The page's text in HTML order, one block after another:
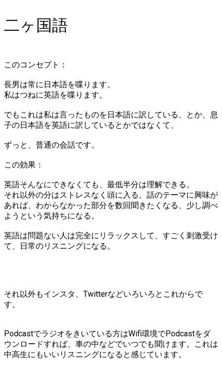
​二ヶ国語
このコンセプト：
長男は常に日本語を喋ります。
私はつねに英語を喋ります。
でもこれは私は言ったものを日本語に訳している、とか、息
子の日本語を英語に訳しているとかではなくて、
ずっと、普通の会話です。
この効果：
英語そんなにできなくても、最低半分は理解できる。
それ以外の分はストレスなく頭に入る。話のテーマに興味が
あれば、わからなかった部分を数回聞きたくなる、少し調べ
ようという気持ちになる。
英語は問題ない人は完全にリラックスして、すごく刺激受け
て、日常のリスニングになる。
それ以外もインスタ、Twitterなどいろいろとこれからで
す。
Podcastでラジオをきいている方はWifi環境でPodcastをダ
ウンロードすれば、車の中などでいつでも聞けます。これは
中高生にもいいリスニングになると感じています。